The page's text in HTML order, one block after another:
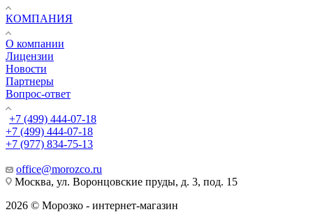
КОМПАНИЯ
О компании
Лицензии
Новости
Партнеры
Вопрос-ответ
+7 (499) 444-07-18
+7 (499) 444-07-18
+7 (977) 834-75-13
office@morozco.ru
Москва, ул. Воронцовские пруды, д. 3, под. 15
2026 © Морозко - интернет-магазин